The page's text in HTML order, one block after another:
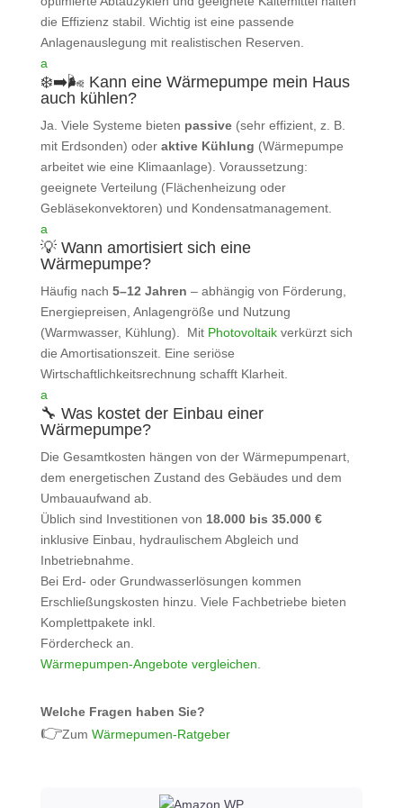
die Effizienz stabil. Wichtig ist eine passende
Anlagenauslegung mit realistischen Reserven.
a
❄️➡️🌬️ Kann eine Wärmepumpe mein Haus
auch kühlen?
Ja. Viele Systeme bieten passive(sehr effizient, z. B.
mit Erdsonden) oder aktive Kühlung (Wärmepumpe
arbeitet wie eine Klimaanlage). Voraussetzung:
geeignete Verteilung (Flächenheizung oder
Gebläsekonvektoren) und Kondensatmanagement.
a
💡 Wann amortisiert sich eine
Wärmepumpe?
Häufig nach 5–12 Jahren – abhängig von Förderung,
Energiepreisen, Anlagengröße und Nutzung
(Warmwasser, Kühlung). Mit Photovoltaikverkürzt sich
die Amortisationszeit. Eine seriöse
Wirtschaftlichkeitsrechnung schafft Klarheit.
a
🔧 Was kostet der Einbau einer
Wärmepumpe?
Die Gesamtkosten hängen von der Wärmepumpenart,
dem energetischen Zustand des Gebäudes und dem
Umbauaufwand ab.
Üblich sind Investitionen von 18.000 bis 35.000 €
inklusive Einbau, hydraulischem Abgleich und
Inbetriebnahme.
Bei Erd- oder Grundwasserlösungen kommen
Erschließungskosten hinzu. Viele Fachbetriebe bieten
Komplettpakete inkl.
Fördercheck an.
Wärmepumpen‑Angebote vergleichen
Welche Fragen haben Sie?
👉Zum Wärmepumen-Ratgeber